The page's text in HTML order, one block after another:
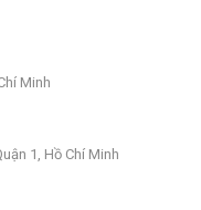
Minh
1, Hồ Chí Minh